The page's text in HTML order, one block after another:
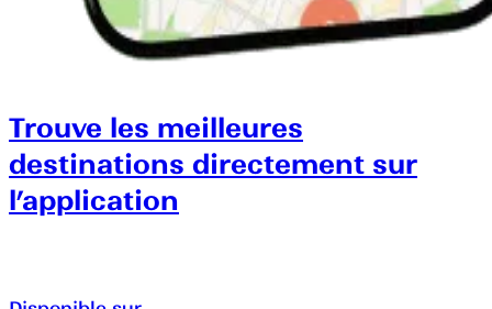
Trouve les meilleures
destinations directement sur
l’application